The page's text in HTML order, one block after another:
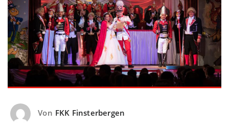
Von FKK Finsterbergen